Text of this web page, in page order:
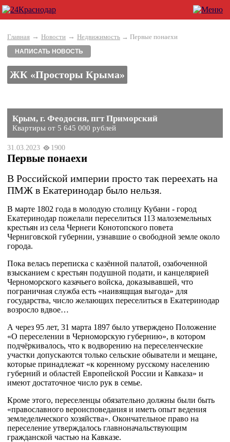
Главная → Новости → Недвижимость → Первые понаехи
НАПИСАТЬ НОВОСТЬ
ЖК «Просторы Крыма»
Крым, г. Феодосия, пгт Приморский
Квартиры от 5 645 000 рублей
31.03.2023 1900
Первые понаехи
В Российской империи просто так переехать на
ПМЖ в Екатеринодар было нельзя.
В марте 1802 года в молодую столицу Кубани - город
Екатеринодар пожелали переселиться 113 малоземельных
крестьян из села Чернеги Конотопского повета
Черниговской губернии, узнавшие о свободной земле около
города.
Пока велась переписка с казённой палатой, озабоченной
взысканием с крестьян подушной подати, и канцелярией
Черноморского казачьего войска, доказывавшей, что
пограничная служба есть «наивящщая выгода» для
государства, число желающих переселиться в Екатеринодар
возросло вдвое…
А через 95 лет, 31 марта 1897 было утверждено Положение
«О переселении в Черноморскую губернию», в котором
подчёркивалось, что к водворению на переселенческие
участки допускаются только сельские обыватели и мещане,
которые принадлежат «к коренному русскому населению
губерний и областей Европейской России и Кавказа» и
имеют достаточное число рук в семье.
Кроме этого, переселенцы обязательно должны были быть
«православного вероисповедания и иметь опыт ведения
земледельческого хозяйства». Окончательное право на
переселение утверждалось главноначальствующим
гражданской частью на Кавказе.